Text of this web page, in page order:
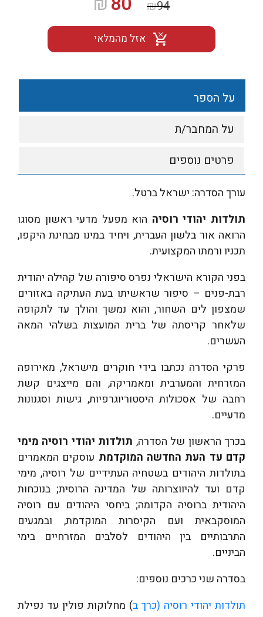
₪94
המקורי
היה:
₪94.
הנוכחי
הוא:
₪80.אזל מהמלאי
על הספר
על המחבר/ת
פרטים נוספים
עורך הסדרה: ישראל ברטל.
תולדות יהודי רוסיההוא מפעל מדעי ראשון מסוגו
הרואה אור בלשון העברית, ויחיד במינו מבחינת היקפו,
תכניו ורמתו המקצועית.
בפני הקורא הישראלי נפרס סיפורה של קהילה יהודית
רבת-פנים – סיפור שראשיתו בעת העתיקה באזורים
שמצפון לים השחור, והוא נמשך והולך עד לתקופה
שלאחר קריסתה של ברית המועצות בשלהי המאה
העשרים.
פרקי הסדרה נכתבו בידי חוקרים מישראל, מאירופה
המזרחית והמערבית ומאמריקה, והם מייצגים קשת
רחבה של אסכולות היסטוריוגרפיות, גישות וסגנונות
מדעיים.
בכרך הראשון של הסדרה,תולדות יהודי רוסיה מימי
קדם עד העת החדשה המוקדמתעוסקים המאמרים
בתולדות היהודים בשטחיה העתידיים של רוסיה, מימי
קדם ועד להיווצרותה של המדינה הרוסית; בנוכחות
היהודית ברוסיה הקדומה; ביחסי היהודים עם רוסיה
המוסקבאית ועם הקיסרות המוקדמת, ובמגעים
התרבותיים בין היהודים לסלבים המזרחיים בימי
הביניים.
בסדרה שני כרכים נוספים:
תולדות יהודי רוסיה (כרך ב) מחלוקות פולין עד נפילת